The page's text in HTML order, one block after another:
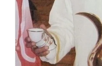
مغلقة